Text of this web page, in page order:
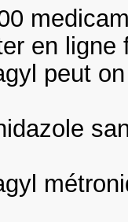
en ligne
peut